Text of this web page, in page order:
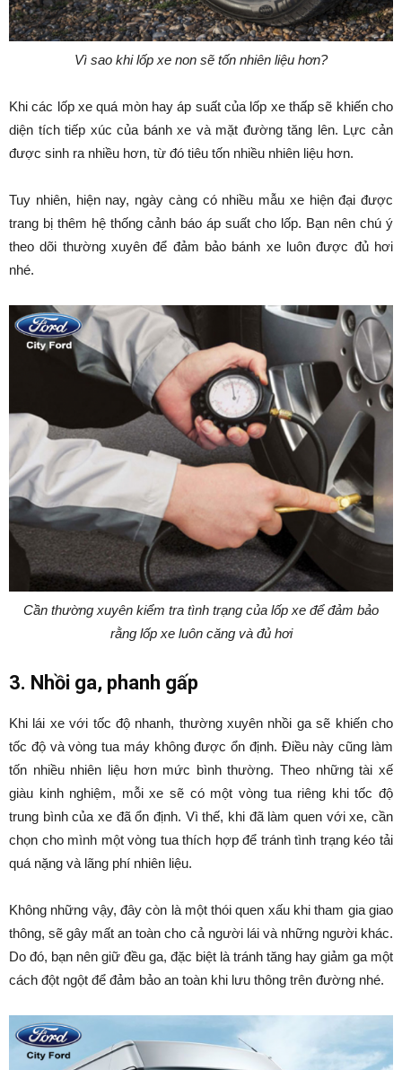
Vì sao khi lốp xe non sẽ tốn nhiên liệu hơn?
Khi các lốp xe quá mòn hay áp suất của lốp xe thấp sẽ khiến cho
diện tích tiếp xúc của bánh xe và mặt đường tăng lên. Lực cản
được sinh ra nhiều hơn, từ đó tiêu tốn nhiều nhiên liệu hơn.
Tuy nhiên, hiện nay, ngày càng có nhiều mẫu xe hiện đại được
trang bị thêm hệ thống cảnh báo áp suất cho lốp. Bạn nên chú ý
theo dõi thường xuyên để đảm bảo bánh xe luôn được đủ hơi
nhé.
Cần thường xuyên kiểm tra tình trạng của lốp xe để đảm bảo
rằng lốp xe luôn căng và đủ hơi
3. Nhồi ga, phanh gấp
Khi lái xe với tốc độ nhanh, thường xuyên nhồi ga sẽ khiến cho
tốc độ và vòng tua máy không được ổn định. Điều này cũng làm
tốn nhiều nhiên liệu hơn mức bình thường. Theo những tài xế
giàu kinh nghiệm, mỗi xe sẽ có một vòng tua riêng khi tốc độ
trung bình của xe đã ổn định. Vì thế, khi đã làm quen với xe, cần
chọn cho mình một vòng tua thích hợp để tránh tình trạng kéo tải
quá nặng và lãng phí nhiên liệu.
Không những vậy, đây còn là một thói quen xấu khi tham gia giao
thông, sẽ gây mất an toàn cho cả người lái và những người khác.
Do đó, bạn nên giữ đều ga, đặc biệt là tránh tăng hay giảm ga một
cách đột ngột để đảm bảo an toàn khi lưu thông trên đường nhé.